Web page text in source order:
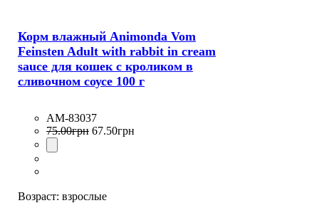
Корм влажный Animonda Vom
Feinsten Adult with rabbit in cream
sauce для кошек с кроликом в
сливочном соусе 100 г
AM-83037
75.00грн 67.50грн
Возраст: взрослые